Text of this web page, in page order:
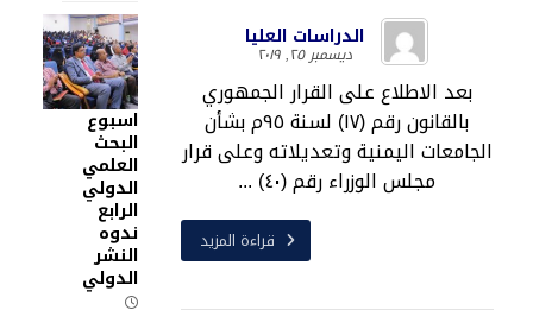
الدراسات العليا
ديسمبر ٢٥, ٢٠١٩
بعد الاطلاع على القرار الجمهوري
بالقانون رقم (١٧) لسنة ٩٥م بشأن
الجامعات اليمنية وتعديلاته وعلى قرار
مجلس الوزراء رقم (٤٠) ...
قراءة المزيد
اسبوع
البحث
العلمي
الدولي
الرابع
ندوه
النشر
الدولي